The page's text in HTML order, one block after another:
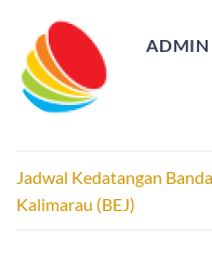
ADMIN
Jadwal Kedatangan
Kalimarau (BEJ)